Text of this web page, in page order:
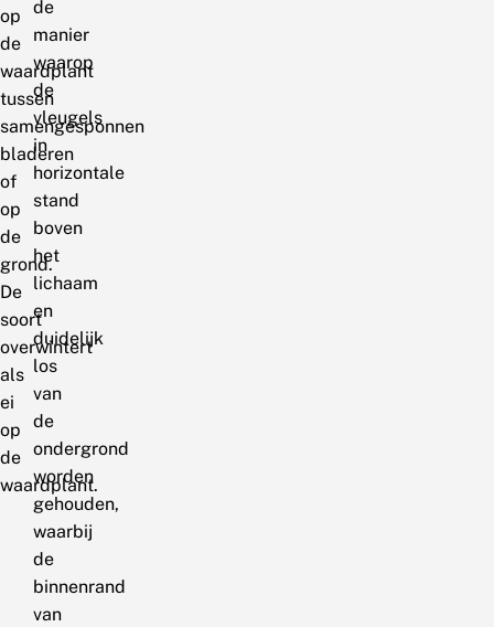
op
de
waardplant
tussen
samengesponnen
bladeren
of
op
de
grond.
De
soort
overwintert
als
ei
op
de
waardplant.
de
manier
waarop
de
vleugels
in
horizontale
stand
boven
het
lichaam
en
duidelijk
los
van
de
ondergrond
worden
gehouden,
waarbij
de
binnenrand
van